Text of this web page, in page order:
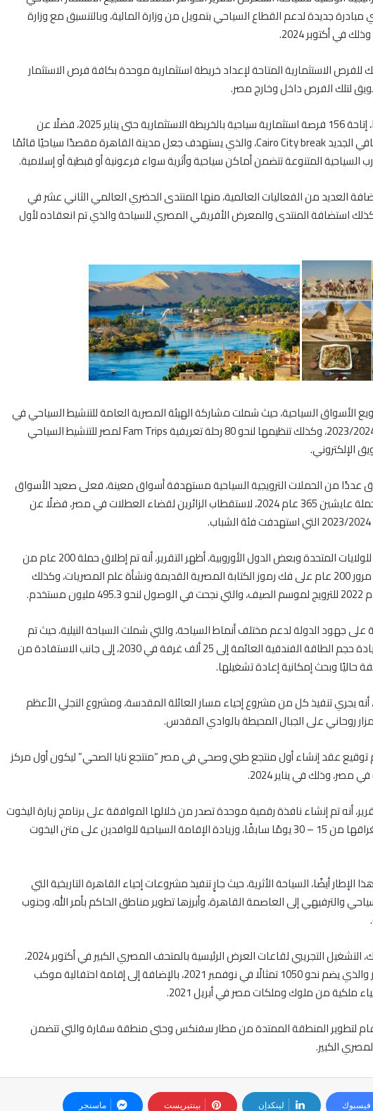
مبادرة جديدة لدعم القطاع السياحي بتمويل من وزارة المالية، وبالتنسيق مع وزارة
الاستثمارية المتاحة لإعداد خريطة استثمارية موحدة بكافة فرص الاستثمار
لتلك الفرص داخل وخارج مصر.
وذكر التقرير أن الحوافز شملت أيضًا، إتاحة 156 فرصة استثمارية سياحية بالخريطة الاستثمارية حتى يناير 2025، فضلًا عن
التنسيق لإطلاق منتج القاهرة الثقافي الجديد Cairo City break، والذي يستهدف جعل مدينة القاهرة مقصدًا سياحيًا قائمًا
السياحية المتنوعة تتضمن أماكن سياحية وأثرية سواء فرعونية أو قبطية أو إسلامية.
العديد من الفعاليات العالمية، منها المنتدى الحضري العالمي الثاني عشر في
من 4 إلى 8 نوفمبر 2024، وكذلك استضافة المنتدى والمعرض الأفريقي المصري للسياحة والذي تم انعقاده لأول
الأسواق السياحية، حيث شملت مشاركة الهيئة المصرية العامة للتنشيط السياحي في
33 معرضًا سياحيًا دوليًا خلال عام 2023/2024، وكذلك تنظيمها لنحو 80 رحلة تعريفية Fam Trips لمصر للتنشيط السياحي
عددًا من الحملات الترويجية السياحية مستهدفة أسواق معينة، فعلى صعيد الأسواق
العربية ومنطقة الخليج، تم إطلاق حملة عايشين 365 عام 2024، لاستقطاب الزائرين لقضاء العطلات في مصر، فضلًا عن
وبشأن الحملات الترويجية السياحية للولايات المتحدة وبعض الدول الأوروبية، أظهر التقرير، أنه تم إطلاق حملة 200 عام من
العلم المستمر عام 2022 بمناسبة مرور 200 عام على فك رموز الكتابة المصرية القديمة ونشأة علم المصريات، وكذلك
على جهود الدولة لدعم مختلف أنماط السياحة، والتي شملت السياحة النيلية، حيث تم
تطوير منتج السياحة النيلية بهدف زيادة حجم الطاقة الفندقية العائمة إلى 25 ألف غرفة في 2030، إلى جانب الاستفادة من
حاليًا وبحث إمكانية إعادة تشغيلها.
أنه يجري تنفيذ كل من مشروع إحياء مسار العائلة المقدسة، ومشروع التجلي الأعظم
روحاني على الجبال المحيطة بالوادي المقدس.
توقيع عقد إنشاء أول منتجع طبي وصحي في مصر “منتجع نايا الصحي” ليكون أول مركز
وذلك في يناير 2024.
أنه تم إنشاء نافذة رقمية موحدة تصدر من خلالها الموافقة على برنامج زيارة اليخوت
خلال 30 دقيقة فقط بدلًا من استغراقها من 15 – 30 يومًا سابقًا، وزيادة الإقامة السياحية للوافدين على متن اليخوت
أيضًا، السياحة الأثرية، حيث جارٍ تنفيذ مشروعات إحياء القاهرة التاريخية التي
والترفيهي إلى العاصمة القاهرة، وأبرزها تطوير مناطق الحاكم بأمر الله، وجنوب
وتتضمن الجهود، وفقًا للتقرير كذلك، التشغيل التجريبي لقاعات العرض الرئيسية بالمتحف المصري الكبير في أكتوبر 2024،
بجانب افتتاح طريق الكباش بالأقصر والذي يضم نحو 1050 تمثالًا في نوفمبر 2021، بالإضافة إلى إقامة احتفالية موكب
عام لتطوير المنطقة الممتدة من مطار سفنكس وحتى منطقة سقارة والتي تتضمن
الكبير.
فيسبوك لينكدإن بينتيريست ماسنجر